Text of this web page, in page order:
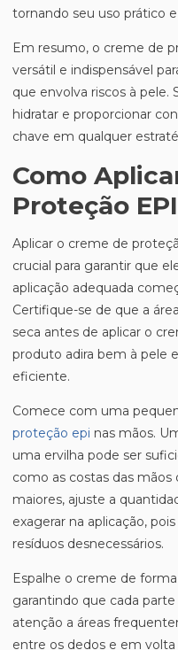
tornando seu uso prático
Em resumo, o creme de
versátil e indispensável
que envolva riscos à pele.
hidratar e proporcionar
chave em qualquer
Como
Proteção
Aplicar o creme de
crucial para garantir que
aplicação adequada
Certifique-se de que a
seca antes de aplicar o
produto adira bem à pele
eficiente.
Comece com uma
proteção epi nas mãos.
uma ervilha pode ser
como as costas das mãos
maiores, ajuste a
exagerar na aplicação,
resíduos desnecessários.
Espalhe o creme de
garantindo que cada
atenção a áreas
entre os dedos e em